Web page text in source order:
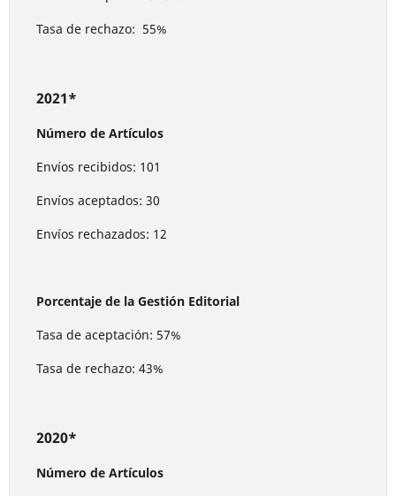
Tasa de rechazo: 55%
2021*
Número de Artículos
Envíos recibidos: 101
Envíos aceptados: 30
Envíos rechazados: 12
Porcentaje de la Gestión Editorial
Tasa de aceptación: 57%
Tasa de rechazo: 43%
2020*
Número de Artículos